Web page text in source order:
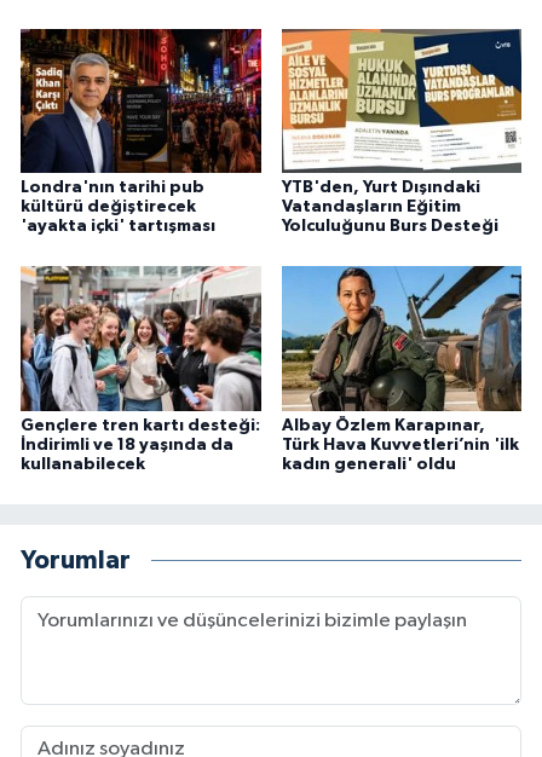
Londra'nın tarihi pub
kültürü değiştirecek
'ayakta içki' tartışması
YTB'den, Yurt Dışındaki
Vatandaşların Eğitim
Yolculuğunu Burs Desteği
Gençlere tren kartı desteği:
İndirimli ve 18 yaşında da
kullanabilecek
Albay Özlem Karapınar,
Türk Hava Kuvvetleri’nin 'ilk
kadın generali' oldu
Yorumlar